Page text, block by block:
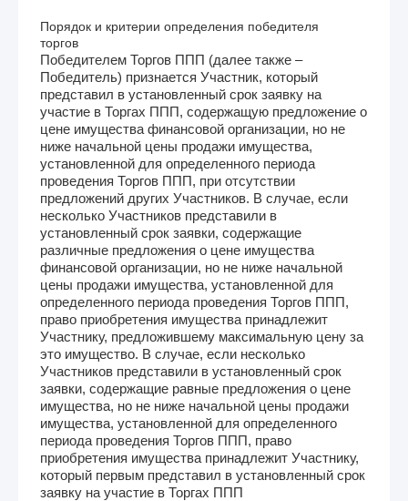
Порядок и критерии определения победителя
торгов
Победителем Торгов ППП (далее также –
Победитель) признается Участник, который
представил в установленный срок заявку на
участие в Торгах ППП, содержащую предложение о
цене имущества финансовой организации, но не
ниже начальной цены продажи имущества,
установленной для определенного периода
проведения Торгов ППП, при отсутствии
предложений других Участников. В случае, если
несколько Участников представили в
установленный срок заявки, содержащие
различные предложения о цене имущества
финансовой организации, но не ниже начальной
цены продажи имущества, установленной для
определенного периода проведения Торгов ППП,
право приобретения имущества принадлежит
Участнику, предложившему максимальную цену за
это имущество. В случае, если несколько
Участников представили в установленный срок
заявки, содержащие равные предложения о цене
имущества, но не ниже начальной цены продажи
имущества, установленной для определенного
периода проведения Торгов ППП, право
приобретения имущества принадлежит Участнику,
который первым представил в установленный срок
заявку на участие в Торгах ППП